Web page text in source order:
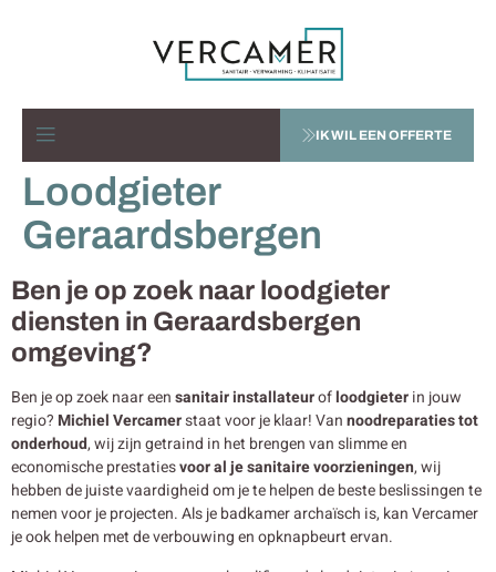
IK WIL EEN OFFERTE
Loodgieter
Geraardsbergen
Ben je op zoek naar loodgieter
diensten in Geraardsbergen
omgeving?
Ben je op zoek naar eensanitair installateurofloodgieterin jouw
regio? Michiel Vercamerstaat voor je klaar! Vannoodreparaties tot
onderhoud, wij zijn getraind in het brengen van slimme en
economische prestatiesvoor al je sanitaire voorzieningen, wij
hebben de juiste vaardigheid om je te helpen de beste beslissingen te
nemen voor je projecten. Als je badkamer archaïsch is, kan Vercamer
je ook helpen met de verbouwing en opknapbeurt ervan.